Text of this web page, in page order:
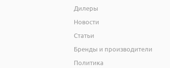
Дилеры
Новости
Статьи
Бренды и производители
Политика